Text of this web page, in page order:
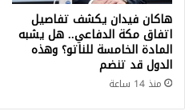
هاكان فيدان يكشف تفاصيل
اتفاق مكة الدفاعي.. هل يشبه
المادة الخامسة للناتو؟ وهذه
الدول قد تنضم
منذ 14 ساعة